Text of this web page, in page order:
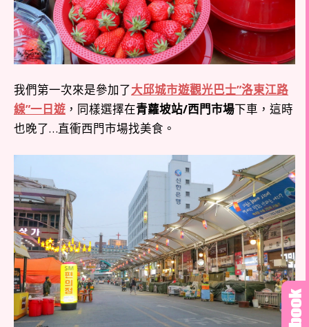
我們第一次來是參加了大邱城市遊觀光巴士”洛東江路
線”一日遊 ，同樣選擇在青蘿坡站/西門市場下車，這時
也晚了…直衝西門市場找美食。